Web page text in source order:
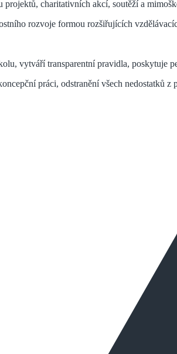
projektů, charitativních akcí, soutěží a
rozvoje formou rozšiřujících
vytváří transparentní pravidla, poskytuje
práci, odstranění všech nedostatků z